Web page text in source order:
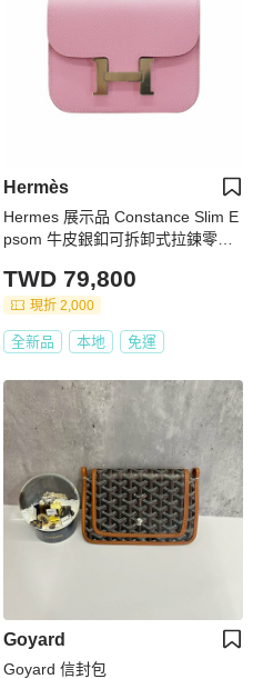
Hermès
Hermes 展示品 Constance Slim E
psom 牛皮銀釦可拆卸式拉鍊零錢
TWD 79,800
現折 2,000
全新品 本地 免運
Goyard
Goyard 信封包